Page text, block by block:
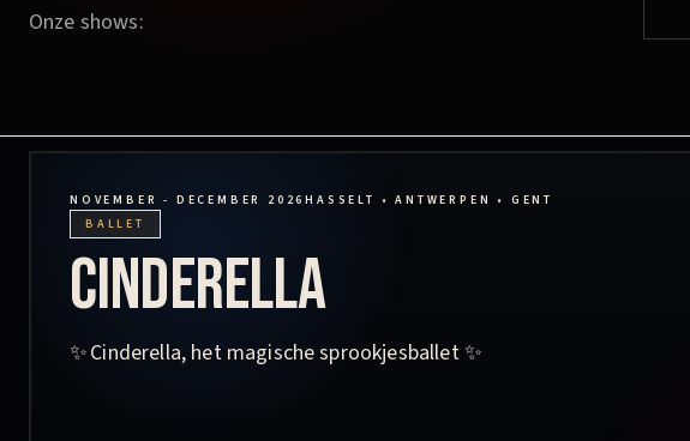
Onze shows:
NOVEMBER - DECEMBER 2026HASSELT • ANTWERPEN • GENT
BALLET
Cinderella
✨ Cinderella, het magische sprookjesballet ✨